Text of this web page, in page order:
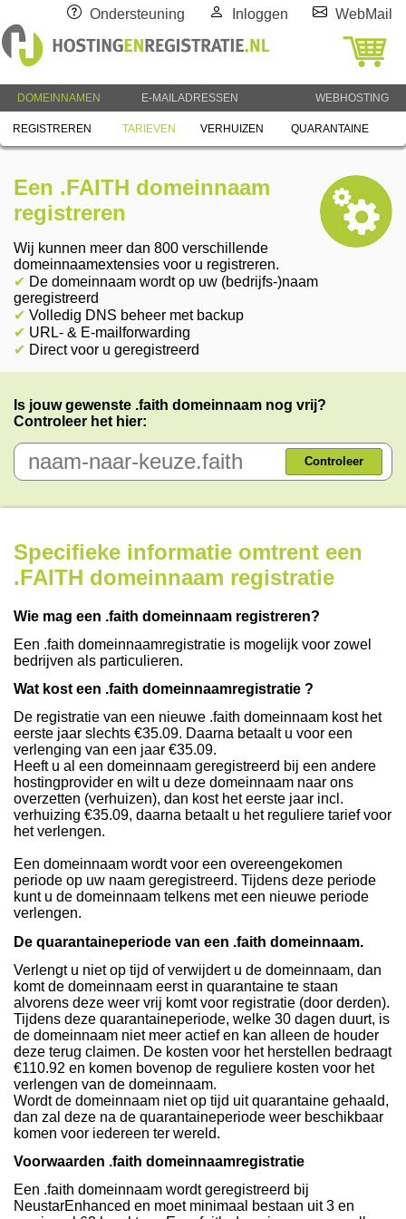
Ondersteuning Inloggen WebMail
DOMEINNAMEN E-MAILADRESSEN WEBHOSTING
REGISTREREN TARIEVEN VERHUIZEN QUARANTAINE
Een .FAITH domeinnaam
registreren
Wij kunnen meer dan 800 verschillende
domeinnaamextensies voor u registreren.
✔ De domeinnaam wordt op uw (bedrijfs-)naam
geregistreerd
✔ Volledig DNS beheer met backup
✔ URL- & E-mailforwarding
✔ Direct voor u geregistreerd
Is jouw gewenste .faith domeinnaam nog vrij?
Controleer het hier:
Controleer
Specifieke informatie omtrent een
.FAITH domeinnaam registratie
Wie mag een .faith domeinnaam registreren?
Een .faith domeinnaamregistratie is mogelijk voor zowel
bedrijven als particulieren.
Wat kost een .faith domeinnaamregistratie ?
De registratie van een nieuwe .faith domeinnaam kost het
eerste jaar slechts €35.09. Daarna betaalt u voor een
verlenging van een jaar €35.09.
Heeft u al een domeinnaam geregistreerd bij een andere
hostingprovider en wilt u deze domeinnaam naar ons
overzetten (verhuizen), dan kost het eerste jaar incl.
verhuizing €35.09, daarna betaalt u het reguliere tarief voor
het verlengen.
Een domeinnaam wordt voor een overeengekomen
periode op uw naam geregistreerd. Tijdens deze periode
kunt u de domeinnaam telkens met een nieuwe periode
verlengen.
De quarantaineperiode van een .faith domeinnaam.
Verlengt u niet op tijd of verwijdert u de domeinnaam, dan
komt de domeinnaam eerst in quarantaine te staan
alvorens deze weer vrij komt voor registratie (door derden).
Tijdens deze quarantaineperiode, welke 30 dagen duurt, is
de domeinnaam niet meer actief en kan alleen de houder
deze terug claimen. De kosten voor het herstellen bedraagt
€110.92 en komen bovenop de reguliere kosten voor het
verlengen van de domeinnaam.
Wordt de domeinnaam niet op tijd uit quarantaine gehaald,
dan zal deze na de quarantaineperiode weer beschikbaar
komen voor iedereen ter wereld.
Voorwaarden .faith domeinnaamregistratie
Een .faith domeinnaam wordt geregistreerd bij
NeustarEnhanced en moet minimaal bestaan uit 3 en